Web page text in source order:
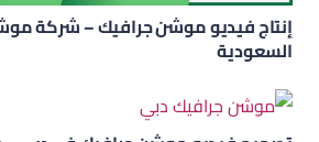
إنتاج فيديو موشن جرافيك – شركة
السعودية